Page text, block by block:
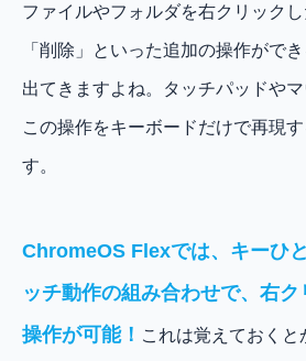
ファイルやフォルダを右クリック
「削除」といった追加の操作がで
出てきますよね。タッチパッドやマ
この操作をキーボードだけで再現
す。
ChromeOS Flexでは、キーひ
ッチ動作の組み合わせで、右
操作が可能！ これは覚えておくと